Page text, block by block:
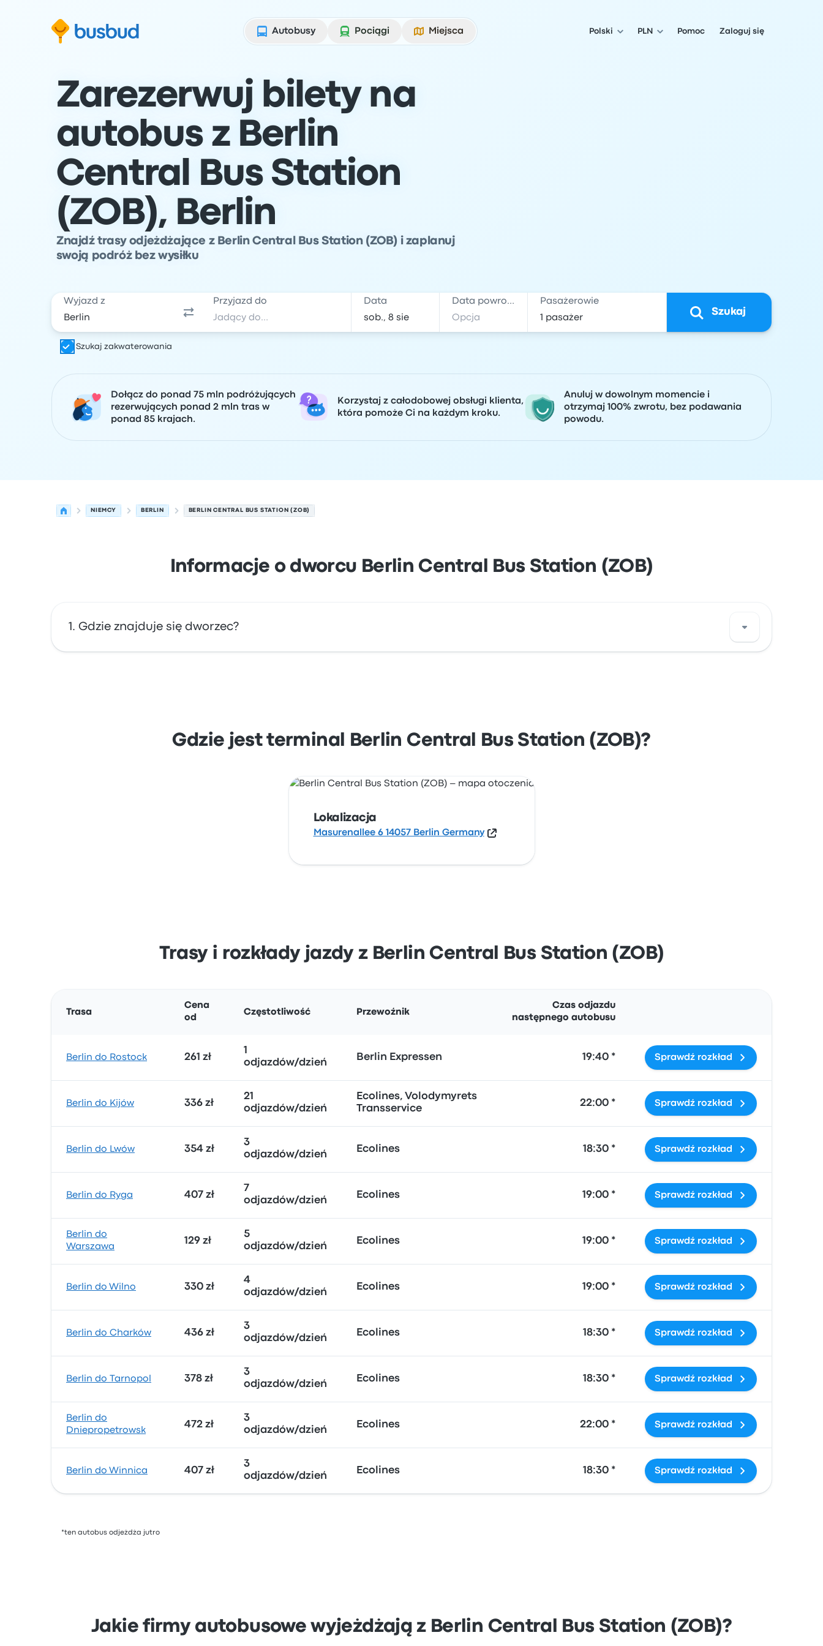
Autobusy
Pociągi Miejsca Polski PLN Pomoc Zaloguj się
Zarezerwuj bilety na
autobus z Berlin
Central Bus Station
(ZOB), Berlin
Znajdź trasy odjeżdżające z Berlin Central Bus Station (ZOB) i zaplanuj
swoją podróż bez wysiłku
Wyjazd z Przyjazd do Data Data powrotu Pasażerowie
Szukaj
Szukaj zakwaterowania
Dołącz do ponad 75 mln podróżujących
rezerwujących ponad 2 mln tras w
ponad 85 krajach.
Korzystaj z całodobowej obsługi klienta,
która pomoże Ci na każdym kroku.
Anuluj w dowolnym momencie i
otrzymaj 100% zwrotu, bez podawania
powodu.
NIEMCY BERLIN BERLIN CENTRAL BUS STATION (ZOB)
Informacje o dworcu Berlin Central Bus Station (ZOB)
Gdzie znajduje się dworzec?
Gdzie jest terminal Berlin Central Bus Station (ZOB)?
Lokalizacja
Masurenallee 6 14057 Berlin Germany
Trasy i rozkłady jazdy z Berlin Central Bus Station (ZOB)
Trasa
Cena
od
Częstotliwość Przewoźnik
Czas odjazdu
następnego autobusu
Berlin do Rostock 261 zł
1
odjazdów/dzień
Berlin Expressen 19:40 * Sprawdź rozkład
Berlin do Kijów 336 zł
21
odjazdów/dzień
Ecolines, Volodymyrets
Transservice
22:00 * Sprawdź rozkład
Berlin do Lwów 354 zł
3
odjazdów/dzień
Ecolines 18:30 * Sprawdź rozkład
Berlin do Ryga 407 zł
7
odjazdów/dzień
Ecolines 19:00 * Sprawdź rozkład
Berlin do
Warszawa
129 zł
5
odjazdów/dzień
Ecolines 19:00 * Sprawdź rozkład
Berlin do Wilno 330 zł
4
odjazdów/dzień
Ecolines 19:00 * Sprawdź rozkład
Berlin do Charków 436 zł
3
odjazdów/dzień
Ecolines 18:30 * Sprawdź rozkład
Berlin do Tarnopol 378 zł
3
odjazdów/dzień
Ecolines 18:30 * Sprawdź rozkład
Berlin do
Dniepropetrowsk
472 zł
3
odjazdów/dzień
Ecolines 22:00 * Sprawdź rozkład
Berlin do Winnica 407 zł
3
odjazdów/dzień
Ecolines 18:30 * Sprawdź rozkład
*ten autobus odjeżdża jutro
Jakie firmy autobusowe wyjeżdżają z Berlin Central Bus Station (ZOB)?